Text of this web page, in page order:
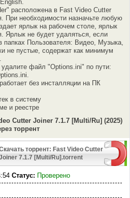
расположена в Fast Video Cutter
При необходимости назначьте любую
ярлык на рабочем столе, ярлык
Ярлык не будет удаляться, если
папках Пользователя: Видео, Музыка,
не пустые, содержат как минимум
файл "Options.ini" по пути:
без инсталляции на ПК
в систему
и реестре
Cutter Joiner 7.1.7 [Multi/Ru] (2025)
торрент
торрент: Fast Video Cutter
7.1.7 [Multi/Ru].torrent
Статус: Проверено